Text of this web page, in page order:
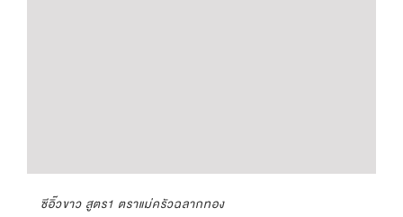
ซีอิ๊วขาว สูตร1 ตราแม่ครัวฉลากทอง